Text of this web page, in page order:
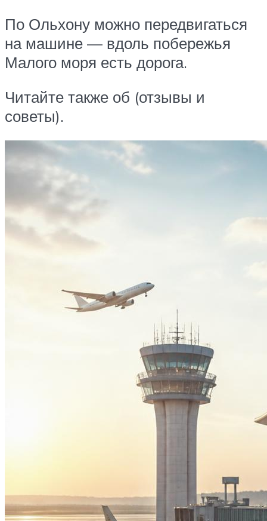
По Ольхону можно передвигаться
на машине — вдоль побережья
Малого моря есть дорога.
Читайте также об (отзывы и
советы).